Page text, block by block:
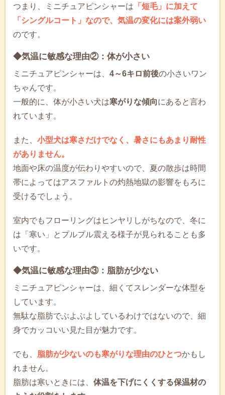
つまり、ミニチュアピンシャーは 「短毛」に加えて
「シングルコート」なので、気温の変化には案外弱い
のです。
◆気温に敏感な理由②：体が小さい
ミニチュアピンシャーは、 4～6キロ前後の小さいワン
ちゃんです。
一般的に、体が小さい犬は寒がりな傾向にあると言わ
れています。
また、 小型犬は寒さだけでなく、暑さにもあまり耐性
がありません。
地面や床の温度が伝わりやすいので、夏の散歩は時間
帯によってはアスファルトの灼熱地獄の影響をもろに
受けるでしょう。
室内でもフローリングはヒンヤリしがちなので、冬に
は「寒い」とプルプル震える様子が見られることも多
いです。
◆気温に敏感な理由③：脂肪が少ない
ミニチュアピンシャーは、細くてスレンダーな体型を
しています。
無駄な脂肪でぶよぶよしているわけではないので、細
身でカッコいい見た目が魅力です。
でも、 脂肪が少ないのも寒がりな理由のひとつかもし
れません。
脂肪は寒いときには、 体温を下げにくくする保温材の